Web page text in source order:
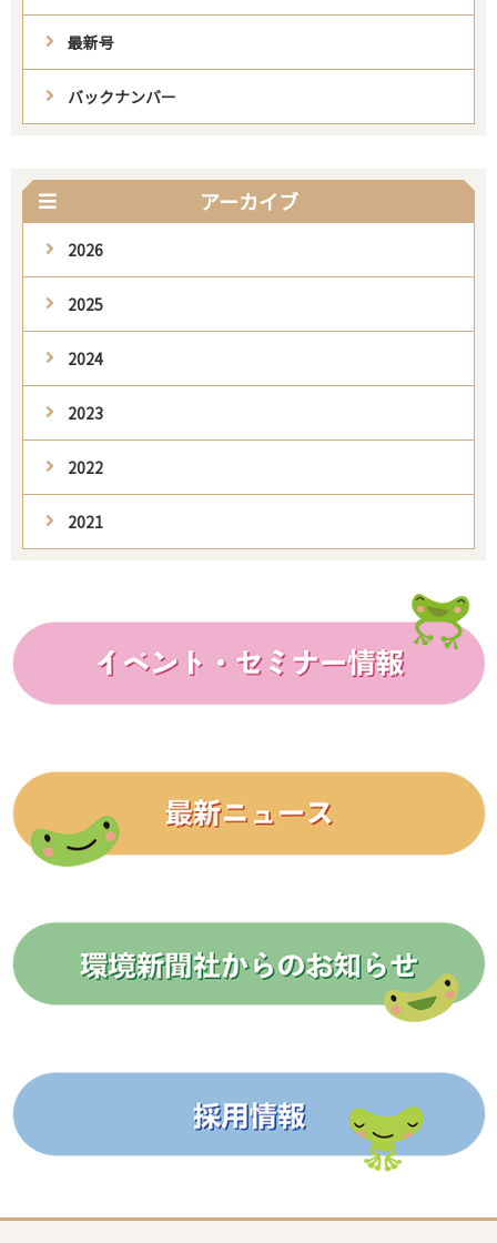
最新号
バックナンバー
アーカイブ
2026
2025
2024
2023
2022
2021